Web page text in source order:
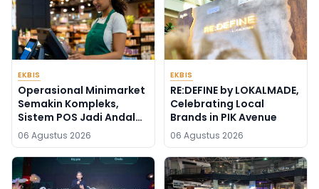
EKBIS
Operasional Minimarket
Semakin Kompleks,
Sistem POS Jadi Andalan
Kelola Transaksi dan
Stok
06 Agustus 2026
EKBIS
RE:DEFINE by LOKALMADE,
Celebrating Local
Brands in PIK Avenue
06 Agustus 2026